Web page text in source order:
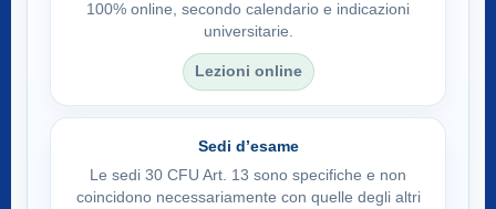
100% online, secondo calendario e indicazioni
universitarie.
Lezioni online
Sedi d’esame
Le sedi 30 CFU Art. 13 sono specifiche e non
coincidono necessariamente con quelle degli altri